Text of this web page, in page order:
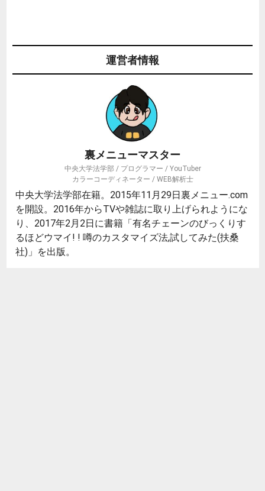
運営者情報
裏メニューマスター
中央大学法学部 / プログラマー / YouTuber
カラーコーディネーター / WEB解析士
中央大学法学部在籍。2015年11月29日裏メニュー.com
を開設。2016年からTVや雑誌に取り上げられようにな
り、2017年2月2日に書籍「有名チェーンのびっくりす
るほどウマイ! ! 噂のカスタマイズ法,試してみた(扶桑
社)」を出版。